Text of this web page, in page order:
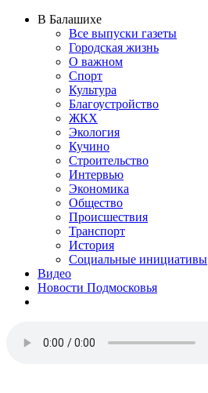
В Балашихе
Все выпуски газеты
Городская жизнь
О важном
Спорт
Культура
Благоустройство
ЖКХ
Экология
Кучино
Строительство
Интервью
Экономика
Общество
Происшествия
Транспорт
История
Социальные инициативы
Видео
Новости Подмосковья